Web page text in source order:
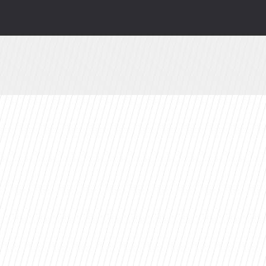
z Bożeną Dykiel. „Myślę, że to piękne